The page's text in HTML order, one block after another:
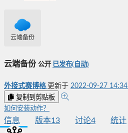
云端备份
云端备份 公开 已发布(自动)
外接式赛博格 更新于 2022-09-27 14:34
复制到剪贴板
如何安装动作？
信息 版本13 讨论4 统计